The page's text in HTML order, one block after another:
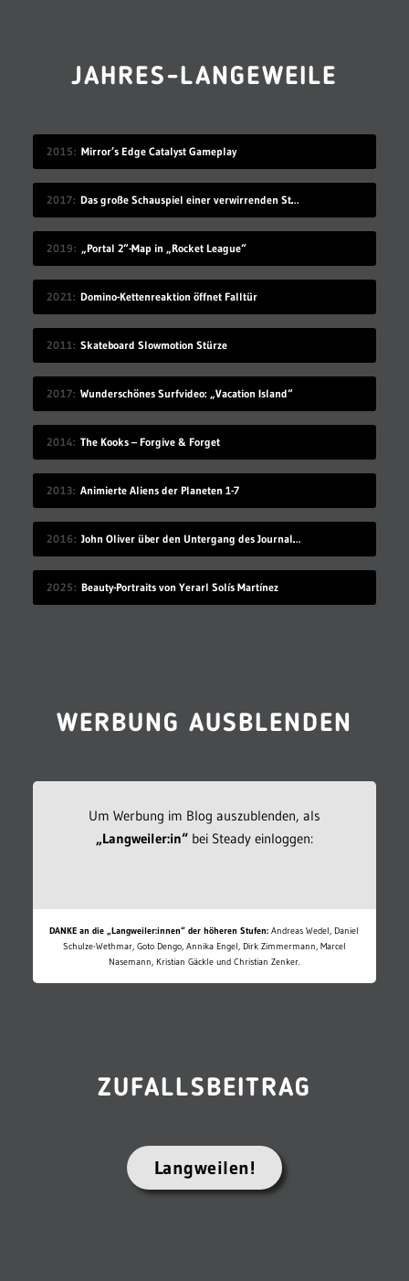
JAHRES-LANGEWEILE
2015 Mirror’s Edge Catalyst Gameplay
2017 Das große Schauspiel einer verwirrenden Straßenkennzeichnung
2019 „Portal 2“-Map in „Rocket League“
2021 Domino-Kettenreaktion öffnet Falltür
2011 Skateboard Slowmotion Stürze
2017 Wunderschönes Surfvideo: „Vacation Island“
2014 The Kooks – Forgive & Forget
2013 Animierte Aliens der Planeten 1-7
2016 John Oliver über den Untergang des Journalismus
2025 Beauty-Portraits von Yerarl Solís Martínez
WERBUNG AUSBLENDEN
Um Werbung im Blog auszublenden, als
„Langweiler:in“bei Steady einloggen:
DANKE an die „Langweiler:innen“ der höheren Stufen: Andreas Wedel, Daniel
Schulze-Wethmar, Goto Dengo, Annika Engel, Dirk Zimmermann, Marcel
Nasemann, Kristian Gäckle und Christian Zenker.
ZUFALLSBEITRAG
Langweilen!